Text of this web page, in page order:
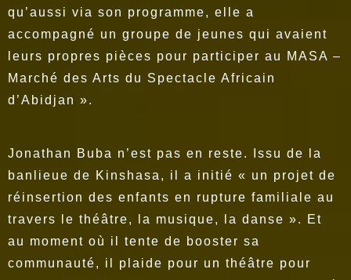
qu’aussi via son programme, elle a
accompagné un groupe de jeunes qui avaient
leurs propres pièces pour participer au MASA –
Marché des Arts du Spectacle Africain
d’Abidjan ».
Jonathan Buba n’est pas en reste. Issu de la
banlieue de Kinshasa, il a initié « un projet de
réinsertion des enfants en rupture familiale au
travers le théâtre, la musique, la danse ». Et
au moment où il tente de booster sa
communauté, il plaide pour un théâtre pour